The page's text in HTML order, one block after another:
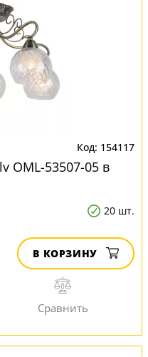
154117
OML-53507-05 в
20 шт.
В КОРЗИНУ